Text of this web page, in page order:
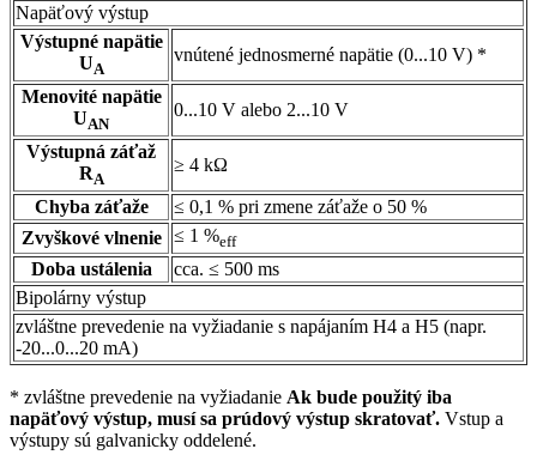
Napäťový výstup
Výstupné napätie
UA
vnútené jednosmerné napätie (0...10 V) *
Menovité napätie
UAN
0...10 V alebo 2...10 V
Výstupná záťaž
RA
≥ 4 kΩ
Chyba záťaže
≤ 0,1 % pri zmene záťaže o 50 %
Zvyškové vlnenie
≤ 1 %eff
Doba ustálenia
cca. ≤ 500 ms
Bipolárny výstup
zvláštne prevedenie na vyžiadanie s napájaním H4 a H5 (napr.
-20...0...20 mA)
* zvláštne prevedenie na vyžiadanie Ak bude použitý iba
napäťový výstup, musí sa prúdový výstup skratovať. Vstup a
výstupy sú galvanicky oddelené.